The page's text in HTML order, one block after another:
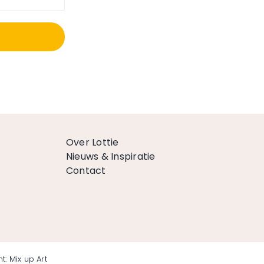
Over Lottie
Nieuws & Inspiratie
Contact
Mix up Art